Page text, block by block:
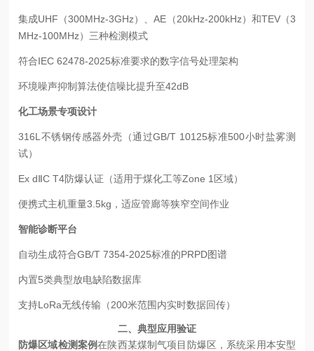
集成UHF（300MHz-3GHz）、AE（20kHz-200kHz）和TEV（3
MHz-100MHz）三种检测模式
符合IEC 62478-2025标准要求的数字信号处理架构
环境噪声抑制算法使信噪比提升至42dB
化工场景专项设计
316L不锈钢传感器外壳（通过GB/T 10125标准500小时盐雾测
试）
Ex dⅡC T4防爆认证（适用于煤化工等Zone 1区域）
便携式主机重量3.5kg，适应管廊等狭窄空间作业
智能诊断平台
自动生成符合GB/T 7354-2025标准的PRPD图谱
内置5类典型放电缺陷数据库
支持LoRa无线传输（200米范围内实时数据回传）
二、典型应用验证
防爆区域检测案例在陕西某煤制气项目防爆区，系统采用本安型